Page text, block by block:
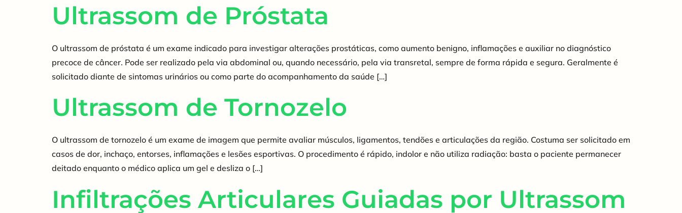
Ultrassom de Próstata
O ultrassom de próstata é um exame indicado para investigar alterações prostáticas, como aumento benigno, inflamações e auxiliar no diagnóstico
precoce de câncer. Pode ser realizado pela via abdominal ou, quando necessário, pela via transretal, sempre de forma rápida e segura. Geralmente é
solicitado diante de sintomas urinários ou como parte do acompanhamento da saúde […]
Ultrassom de Tornozelo
O ultrassom de tornozelo é um exame de imagem que permite avaliar músculos, ligamentos, tendões e articulações da região. Costuma ser solicitado em
casos de dor, inchaço, entorses, inflamações e lesões esportivas. O procedimento é rápido, indolor e não utiliza radiação: basta o paciente permanecer
deitado enquanto o médico aplica um gel e desliza o […]
Infiltrações Articulares Guiadas por Ultrassom